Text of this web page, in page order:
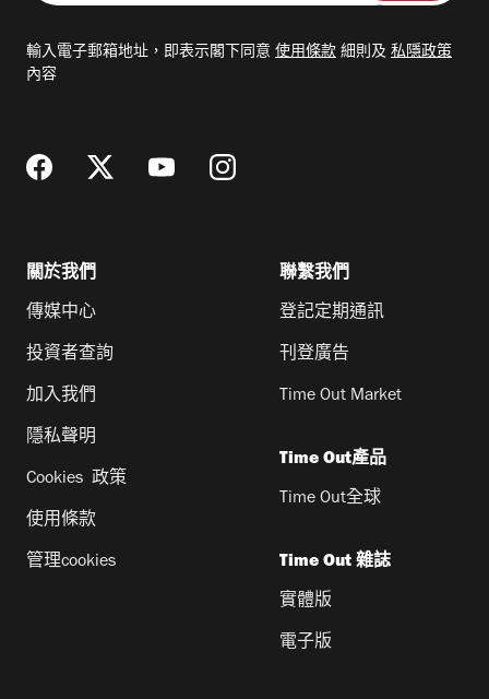
郵
輸入電子郵箱地址，即表示閣下同意 使用條款 細則及 私隱政策
內容
關於我們
傳媒中心
投資者查詢
加入我們
隱私聲明
Cookies 政策
使用條款
管理cookies
聯繫我們
登記定期通訊
刊登廣告
Time Out Market
Time Out產品
Time Out全球
Time Out 雜誌
實體版
電子版